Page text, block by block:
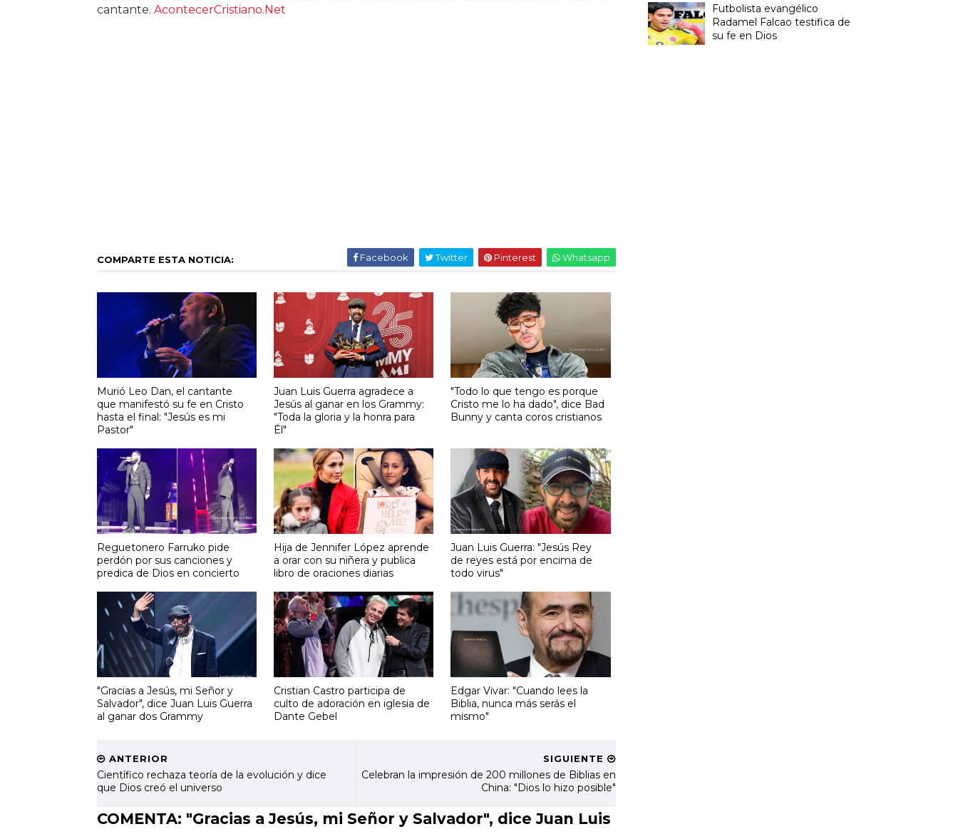
cantante. AcontecerCristiano.Net
COMPARTE ESTA NOTICIA: Facebook Twitter Pinterest Whatsapp
Murió Leo Dan, el cantante
que manifestó su fe en Cristo
hasta el final: "Jesús es mi
Pastor"
Juan Luis Guerra agradece a
Jesús al ganar en los Grammy:
"Toda la gloria y la honra para
Él"
"Todo lo que tengo es porque
Cristo me lo ha dado", dice Bad
Bunny y canta coros cristianos
Reguetonero Farruko pide
perdón por sus canciones y
predica de Dios en concierto
Hija de Jennifer López aprende
a orar con su niñera y publica
libro de oraciones diarias
Juan Luis Guerra: "Jesús Rey
de reyes está por encima de
todo virus"
"Gracias a Jesús, mi Señor y
Salvador", dice Juan Luis Guerra
al ganar dos Grammy
Cristian Castro participa de
culto de adoración en iglesia de
Dante Gebel
Edgar Vivar: "Cuando lees la
Biblia, nunca más serás el
mismo"
SIGUIENTE
Celebran la impresión de 200 millones de Biblias en
China: "Dios lo hizo posible"
ANTERIOR
Científico rechaza teoría de la evolución y dice
que Dios creó el universo
COMENTA: "Gracias a Jesús, mi Señor y Salvador", dice Juan Luis
Futbolista evangélico
Radamel Falcao testifica de
su fe en Dios